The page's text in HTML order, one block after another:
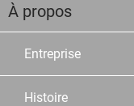
À propos
Entreprise
Histoire